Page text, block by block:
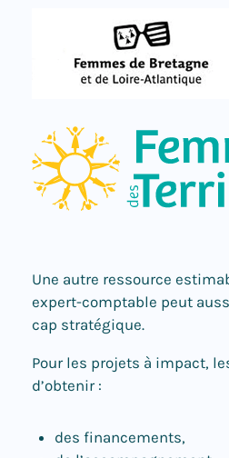
Une autre ressource
expert-comptable peut
cap stratégique.
Pour les projets à impact,
d’obtenir :
des financements,